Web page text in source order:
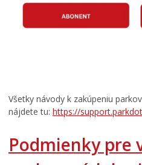
Všetky návody k zakúpeniu
nájdete tu: https://
Podmienky pre